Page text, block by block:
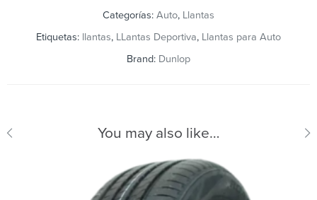
Categorías: Auto, Llantas
Etiquetas: llantas, LLantas Deportiva, Llantas para Auto
Brand: Dunlop
You may also like…